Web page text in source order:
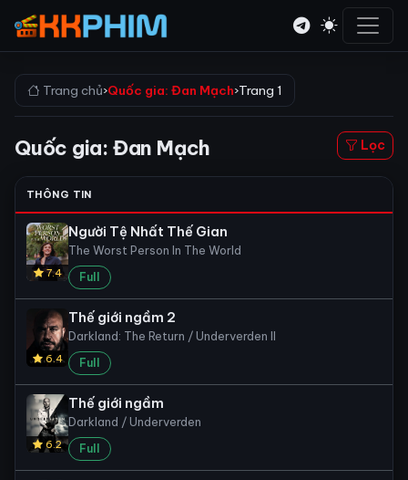
Trang chủ›Quốc gia: Đan Mạch›Trang 1
Quốc gia: Đan Mạch Lọc
THÔNG TIN
7.4
Người Tệ Nhất Thế Gian
The Worst Person In The World
Full
6.4
Thế giới ngầm 2
Darkland: The Return / Underverden II
Full
6.2
Thế giới ngầm
Darkland / Underverden
Full